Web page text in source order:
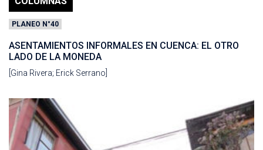
PLANEO N°40
ASENTAMIENTOS INFORMALES EN CUENCA: EL OTRO
LADO DE LA MONEDA
[Gina Rivera; Erick Serrano]